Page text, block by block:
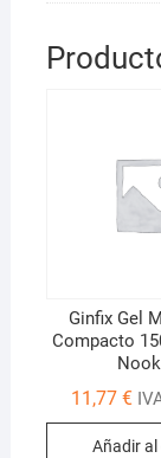
Ginfix Gel
Compacto
11,77 €
Añadir